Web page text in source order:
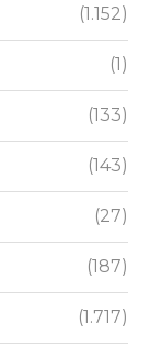
(1.152)
(1)
(133)
(143)
(27)
(187)
(1.717)